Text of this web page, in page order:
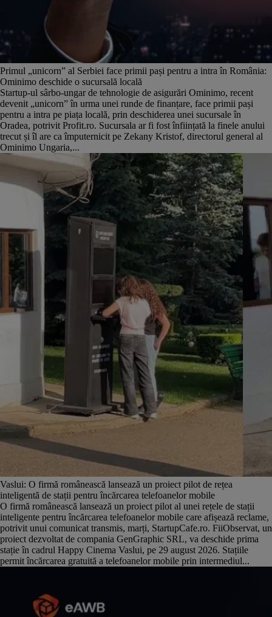
Primul „unicorn” al Serbiei face primii pași pentru a intra în România:
Ominimo deschide o sucursală locală
Startup-ul sârbo-ungar de tehnologie de asigurări Ominimo, recent
devenit „unicorn” în urma unei runde de finanțare, face primii pași
pentru a intra pe piața locală, prin deschiderea unei sucursale în
Oradea, potrivit Profit.ro. Sucursala ar fi fost înființată la finele anului
trecut și îl are ca împuternicit pe Zekany Kristof, directorul general al
Ominimo Ungaria,...
Vaslui: O firmă românească lansează un proiect pilot de rețea
inteligentă de stații pentru încărcarea telefoanelor mobile
O firmă românească lansează un proiect pilot al unei rețele de stații
inteligente pentru încărcarea telefoanelor mobile care afișează reclame,
potrivit unui comunicat transmis, marți, StartupCafe.ro. FiiObservat, un
proiect dezvoltat de compania GenGraphic SRL, va deschide prima
stație în cadrul Happy Cinema Vaslui, pe 29 august 2026. Stațiile
permit încărcarea gratuită a telefoanelor mobile prin intermediul...